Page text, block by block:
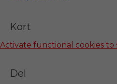
Kort
Activate functional cookies to
Del